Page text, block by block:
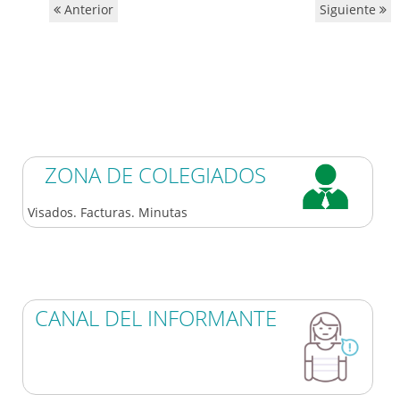
Anterior Siguiente
ZONA DE COLEGIADOS
Visados. Facturas. Minutas
CANAL DEL INFORMANTE